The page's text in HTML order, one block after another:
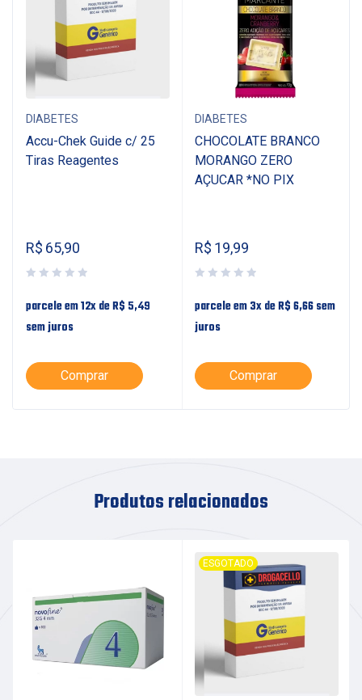
DIABETES
Accu-Chek Guide c/ 25
Tiras Reagentes
R$ 65,90
parcele em 12x deR$ 5,49
sem juros
Comprar
DIABETES
CHOCOLATE BRANCO
MORANGO ZERO
AÇUCAR *NO PIX
R$ 19,99
parcele em 3x deR$6,66sem
juros
Comprar
Produtos relacionados
ESGOTADO